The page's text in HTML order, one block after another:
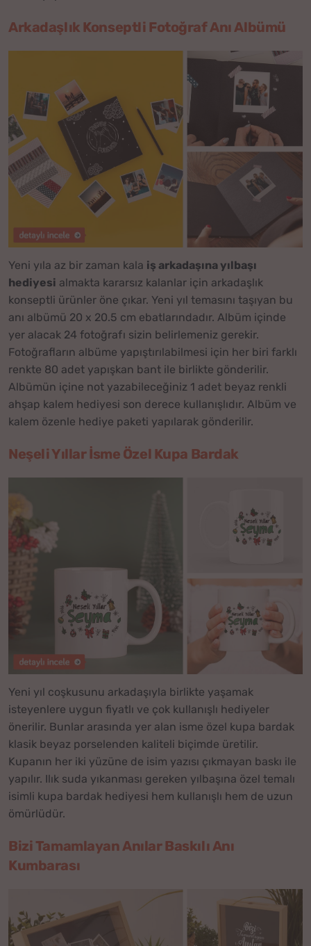
Arkadaşlık Konseptli Fotoğraf Anı Albümü
Yeni yıla az bir zaman kala iş arkadaşına yılbaşı
hediyesi almakta kararsız kalanlar için arkadaşlık
konseptli ürünler öne çıkar. Yeni yıl temasını taşıyan bu
anı albümü 20 x 20.5 cm ebatlarındadır. Albüm içinde
yer alacak 24 fotoğrafı sizin belirlemeniz gerekir.
Fotoğrafların albüme yapıştırılabilmesi için her biri farklı
renkte 80 adet yapışkan bant ile birlikte gönderilir.
Albümün içine not yazabileceğiniz 1 adet beyaz renkli
ahşap kalem hediyesi son derece kullanışlıdır. Albüm ve
kalem özenle hediye paketi yapılarak gönderilir.
Neşeli Yıllar İsme Özel Kupa Bardak
Yeni yıl coşkusunu arkadaşıyla birlikte yaşamak
isteyenlere uygun fiyatlı ve çok kullanışlı hediyeler
önerilir. Bunlar arasında yer alan isme özel kupa bardak
klasik beyaz porselenden kaliteli biçimde üretilir.
Kupanın her iki yüzüne de isim yazısı çıkmayan baskı ile
yapılır. Ilık suda yıkanması gereken yılbaşına özel temalı
isimli kupa bardak hediyesi hem kullanışlı hem de uzun
ömürlüdür.
Bizi Tamamlayan Anılar Baskılı Anı
Kumbarası